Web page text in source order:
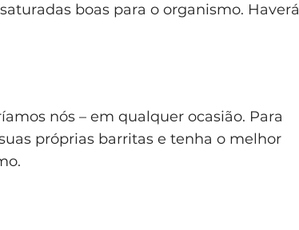
boas para o organismo. Haverá
nós – em qualquer ocasião. Para
próprias barritas e tenha o melhor